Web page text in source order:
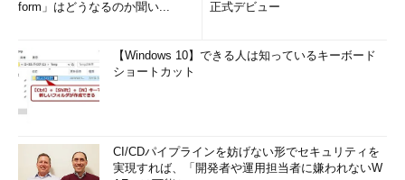
form」はどうなるのか聞い... 正式デビュー
【Windows 10】できる人は知っているキーボード
ショートカット
CI/CDパイプラインを妨げない形でセキュリティを
実現すれば、「開発者や運用担当者に嫌われないW